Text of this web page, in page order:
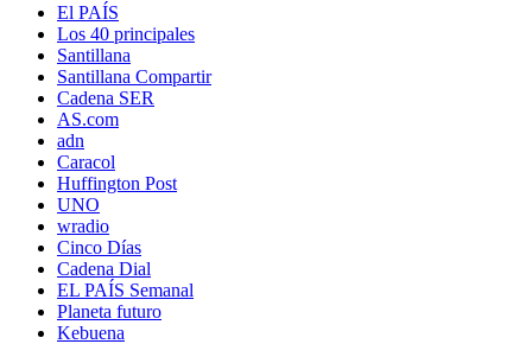
El PAÍS
Los 40 principales
Santillana
Santillana Compartir
Cadena SER
AS.com
adn
Caracol
Huffington Post
UNO
wradio
Cinco Días
Cadena Dial
EL PAÍS Semanal
Planeta futuro
Kebuena